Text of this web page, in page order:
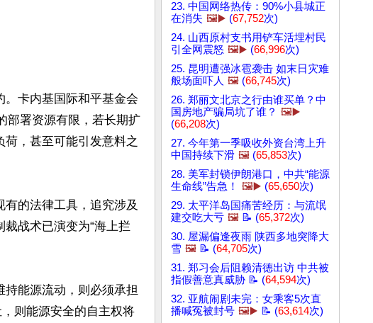
卡内基国际和平基金会
部署资源有限，若长期扩
，甚至可能引发意料之
的法律工具，追究涉及
战术已演变为“海上拦
能源流动，则必须承担
则能源安全的自主权将
23. 中国网络热传：90%小县城正
在消失 🖼️▶️ (67,752次)
24. 山西原村支书用铲车活埋村民
引全网震怒 🖼️▶️ (66,996次)
25. 昆明遭强冰雹袭击 如末日灾难
般场面吓人 🖼️ (66,745次)
26. 郑丽文北京之行由谁买单？中
国房地产骗局坑了谁？ 🖼️▶️
(66,208次)
27. 今年第一季吸收外资台湾上升
中国持续下滑 🖼️ (65,853次)
28. 美军封锁伊朗港口，中共“能源
生命线”告急！
🖼️▶️ (65,650次)
29. 太平洋岛国痛苦经历：与流氓
建交吃大亏 🖼️ 📝 (65,372次)
30. 屋漏偏逢夜雨 陕西多地突降大
雪 🖼️ 📝 (64,705次)
31. 郑习会后阻赖清德出访 中共被
指假善意真威胁 📝 (64,594次)
32. 亚航闹剧未完：女乘客5次直
播喊冤被封号 🖼️▶️ 📝 (63,614次)